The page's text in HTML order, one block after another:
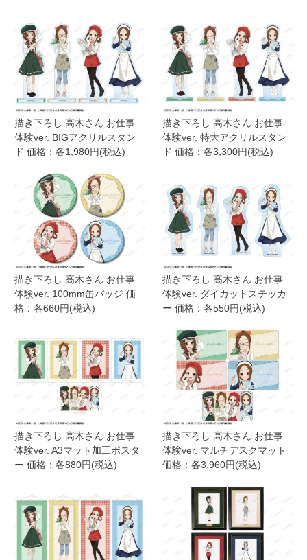
描き下ろし 高木さん お仕事
体験ver. BIGアクリルスタン
ド 価格：各1,980円(税込)
描き下ろし 高木さん お仕事
体験ver. 特大アクリルスタン
ド 価格：各3,300円(税込)
描き下ろし 高木さん お仕事
体験ver. 100mm缶バッジ 価
格：各660円(税込)
描き下ろし 高木さん お仕事
体験ver. ダイカットステッカ
ー 価格：各550円(税込)
描き下ろし 高木さん お仕事
体験ver. A3マット加工ポスタ
ー 価格：各880円(税込)
描き下ろし 高木さん お仕事
体験ver. マルチデスクマット
価格：各3,960円(税込)